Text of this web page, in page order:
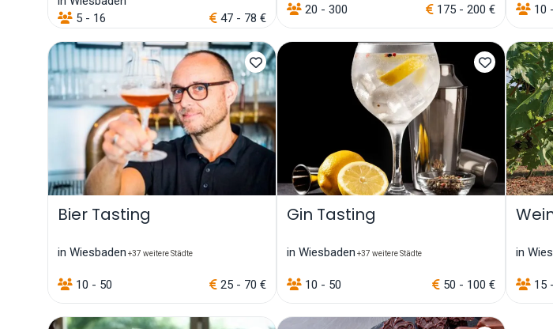
5 - 16
47 - 78 €
20 - 300 175 - 200 € 10
Bier Tasting
in Wiesbaden +37 weitere Städte
10 - 50 25 - 70 €
Gin Tasting
in Wiesbaden +37 weitere Städte
10 - 50 50 - 100 €
in
15